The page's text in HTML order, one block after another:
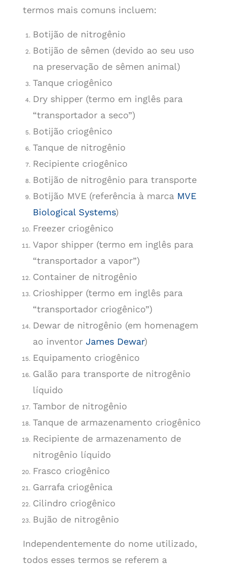
termos mais comuns incluem:
Botijão de nitrogênio
Botijão de sêmen (devido ao seu uso
na preservação de sêmen animal)
Tanque criogênico
Dry shipper (termo em inglês para
“transportador a seco”)
Botijão criogênico
Tanque de nitrogênio
Recipiente criogênico
Botijão de nitrogênio para transporte
Botijão MVE (referência à marca MVE
Biological Systems)
Freezer criogênico
Vapor shipper (termo em inglês para
“transportador a vapor”)
Container de nitrogênio
Crioshipper (termo em inglês para
“transportador criogênico”)
Dewar de nitrogênio (em homenagem
ao inventor James Dewar)
Equipamento criogênico
Galão para transporte de nitrogênio
líquido
Tambor de nitrogênio
Tanque de armazenamento criogênico
Recipiente de armazenamento de
nitrogênio líquido
Frasco criogênico
Garrafa criogênica
Cilindro criogênico
Bujão de nitrogênio
Independentemente do nome utilizado,
todos esses termos se referem a